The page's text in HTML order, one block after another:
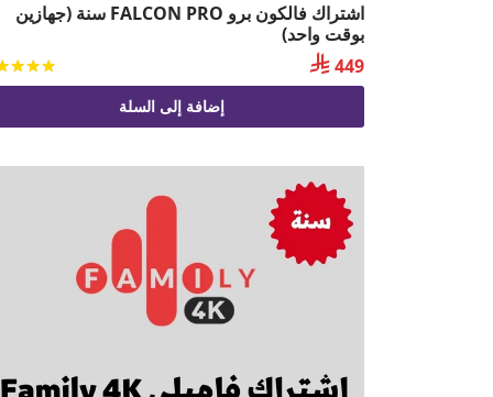
اشتراك فالكون برو FALCON PRO سنة (جهازين
بوقت واحد)
 449
إضافة إلى السلة